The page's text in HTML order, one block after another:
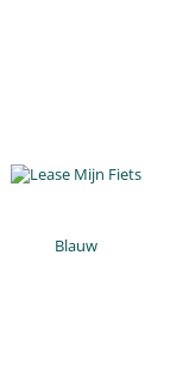
Blauw